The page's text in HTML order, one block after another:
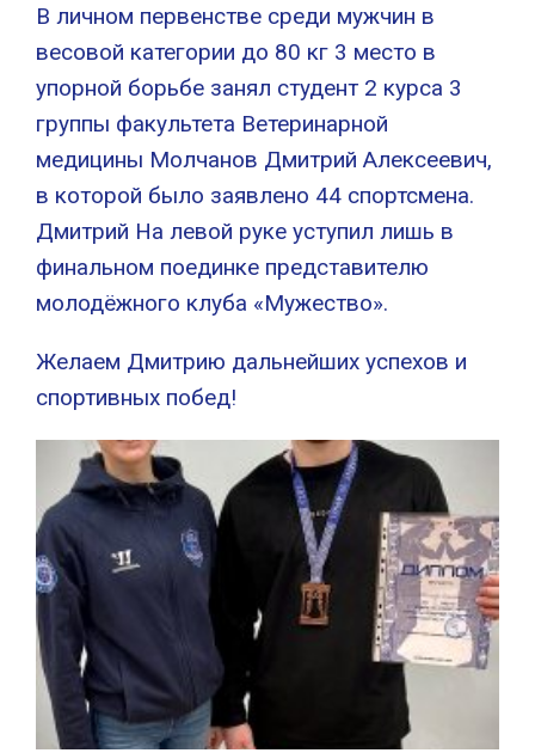
В личном первенстве среди мужчин в
весовой категории до 80 кг 3 место в
упорной борьбе занял студент 2 курса 3
группы факультета Ветеринарной
медицины Молчанов Дмитрий Алексеевич,
в которой было заявлено 44 спортсмена.
Дмитрий На левой руке уступил лишь в
финальном поединке представителю
молодёжного клуба «Мужество».
Желаем Дмитрию дальнейших успехов и
спортивных побед!